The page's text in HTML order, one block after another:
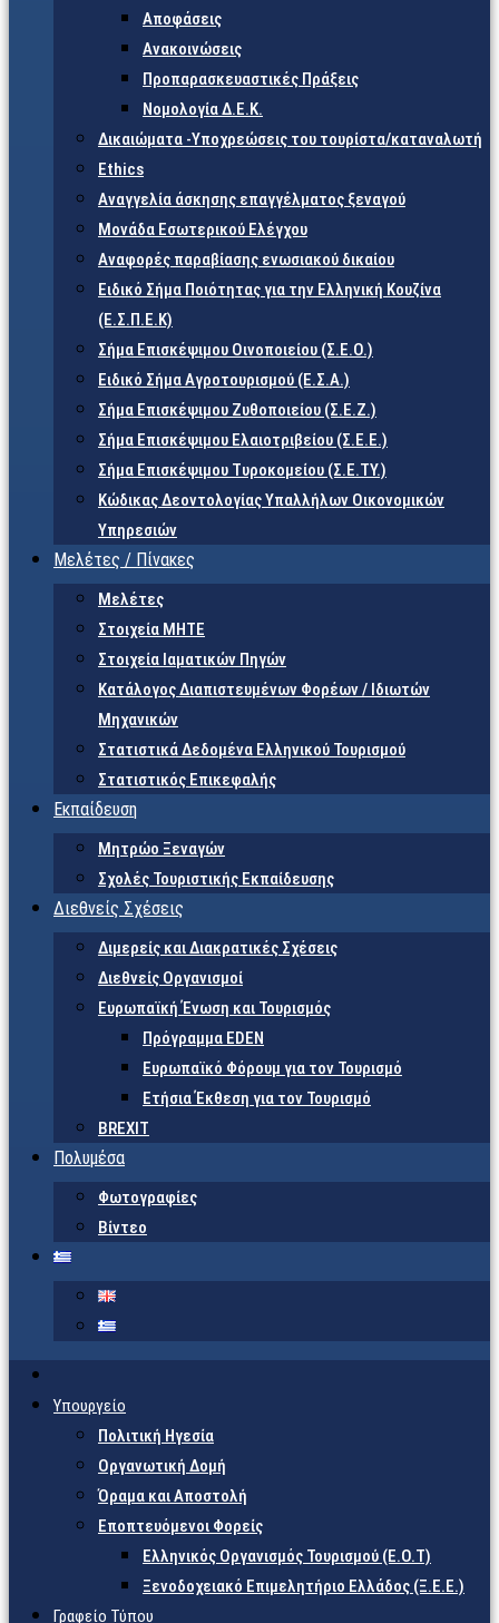
Αποφάσεις
Ανακοινώσεις
Προπαρασκευαστικές Πράξεις
Νομολογία Δ.Ε.Κ.
Δικαιώματα -Υποχρεώσεις του τουρίστα/καταναλωτή
Ethics
Αναγγελία άσκησης επαγγέλματος ξεναγού
Μονάδα Εσωτερικού Ελέγχου
Αναφορές παραβίασης ενωσιακού δικαίου
Ειδικό Σήμα Ποιότητας για την Ελληνική Κουζίνα
(Ε.Σ.Π.Ε.Κ)
Σήμα Επισκέψιμου Οινοποιείου (Σ.Ε.Ο.)
Ειδικό Σήμα Αγροτουρισμού (Ε.Σ.Α.)
Σήμα Επισκέψιμου Ζυθοποιείου (Σ.Ε.Ζ.)
Σήμα Επισκέψιμου Ελαιοτριβείου (Σ.Ε.Ε.)
Σήμα Επισκέψιμου Τυροκομείου (Σ.Ε.TY.)
Κώδικας Δεοντολογίας Υπαλλήλων Οικονομικών
Υπηρεσιών
Μελέτες / Πίνακες
Μελέτες
Στοιχεία ΜΗΤΕ
Στοιχεία Ιαματικών Πηγών
Κατάλογος Διαπιστευμένων Φορέων / Ιδιωτών
Μηχανικών
Στατιστικά Δεδομένα Ελληνικού Τουρισμού
Στατιστικός Επικεφαλής
Εκπαίδευση
Μητρώο Ξεναγών
Σχολές Τουριστικής Εκπαίδευσης
Διεθνείς Σχέσεις
Διμερείς και Διακρατικές Σχέσεις
Διεθνείς Οργανισμοί
Ευρωπαϊκή Ένωση και Τουρισμός
Πρόγραμμα EDEN
Ευρωπαϊκό Φόρουμ για τον Τουρισμό
Ετήσια Έκθεση για τον Τουρισμό
BREXIT
Πολυμέσα
Φωτογραφίες
Βίντεο
Υπουργείο
Πολιτική Ηγεσία
Οργανωτική Δομή
Όραμα και Αποστολή
Εποπτευόμενοι Φορείς
Eλληνικός Οργανισμός Τουρισμού (Ε.Ο.Τ)
Ξενοδοχειακό Επιμελητήριο Ελλάδος (Ξ.Ε.Ε.)
Γραφείο Τύπου